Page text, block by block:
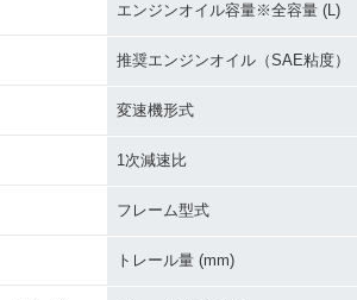
エンジンオイル容量※全容量 (L)
推奨エンジンオイル（SAE粘度）
変速機形式
1次減速比
フレーム型式
トレール量 (mm)